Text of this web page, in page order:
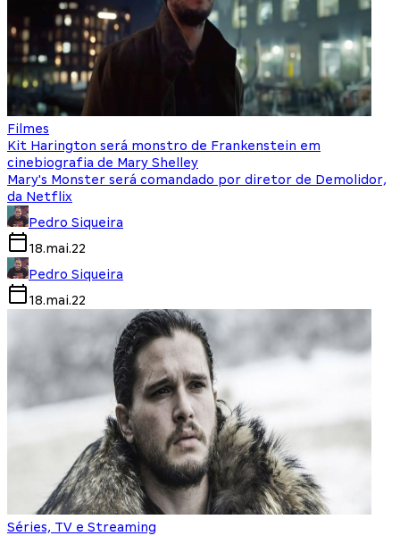
Filmes
Kit Harington será monstro de Frankenstein em
cinebiografia de Mary Shelley
Mary's Monster será comandado por diretor de Demolidor,
da Netflix
Pedro Siqueira
18.mai.22
Pedro Siqueira
18.mai.22
Séries, TV e Streaming